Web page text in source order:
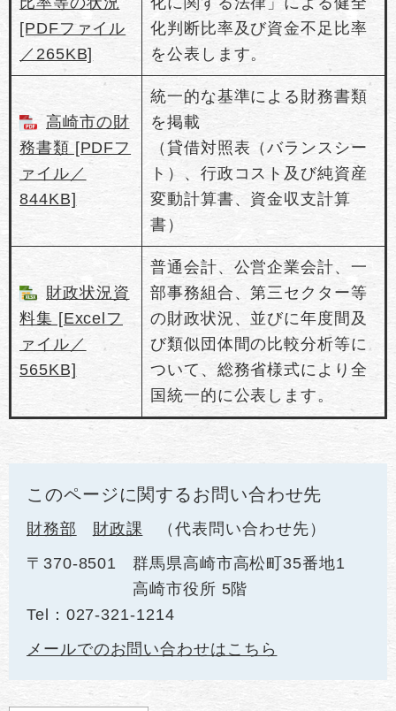
[PDFファイル
／265KB]
化判断比率及び資金不足比率
を公表します。
高崎市の財
務書類 [PDFフ
ァイル／
844KB]
統一的な基準による財務書類
を掲載
（貸借対照表（バランスシー
ト）、行政コスト及び純資産
変動計算書、資金収支計算
書）
財政状況資
料集 [Excelフ
ァイル／
565KB]
普通会計、公営企業会計、一
部事務組合、第三セクター等
の財政状況、並びに年度間及
び類似団体間の比較分析等に
ついて、総務省様式により全
国統一的に公表します。
このページに関するお問い合わせ先
財務部 財政課
代表問い合わせ先
〒370-8501
群馬県高崎市高松町35番地1
高崎市役所 5階
Tel：027-321-1214
メールでのお問い合わせはこちら